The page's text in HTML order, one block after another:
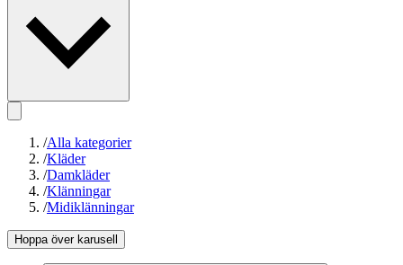
/Alla kategorier
/Kläder
/Damkläder
/Klänningar
/Midiklänningar
Hoppa över karusell